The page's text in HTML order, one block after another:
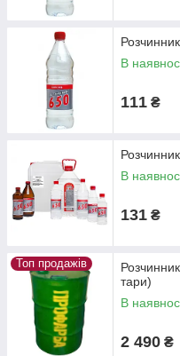
В
111 ₴
В
131 ₴
Топ продажів
тари)
В
2 490 ₴